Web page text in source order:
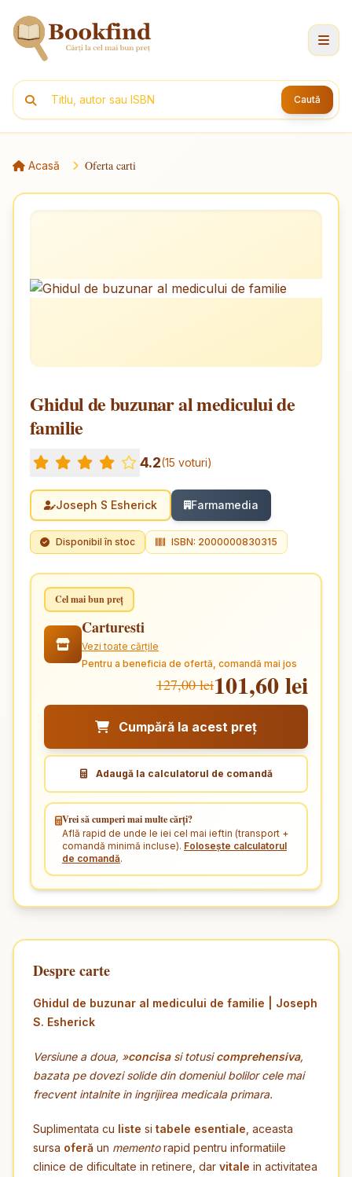
Caută
Acasă Oferta carti
Ghidul de buzunar al medicului de
familie
4.2(15 voturi)
Joseph S Esherick Farmamedia
Disponibil în stoc ISBN: 2000000830315
Cel mai bun preț
Carturesti
Vezi toate cărțile
Pentru a beneficia de ofertă, comandă mai jos
127,00 lei101,60 lei
Cumpără la acest preț
Adaugă la calculatorul de comandă
Vrei să cumperi mai multe cărți?
Află rapid de unde le iei cel mai ieftin (transport +
comandă minimă incluse). Folosește calculatorul
de comandă.
Despre carte
Ghidul de buzunar al medicului de familie | Joseph
S. Esherick
Versiune a doua, »concisasi totusicomprehensiva,
bazata pe dovezi solide din domeniul bolilor cele mai
frecvent intalnite in ingrijirea medicala primara.
Suplimentata cu liste si tabele esentiale , aceasta
sursa oferă un mementorapid pentru informatiile
clinice de dificultate in retinere, dar vitale in activitatea